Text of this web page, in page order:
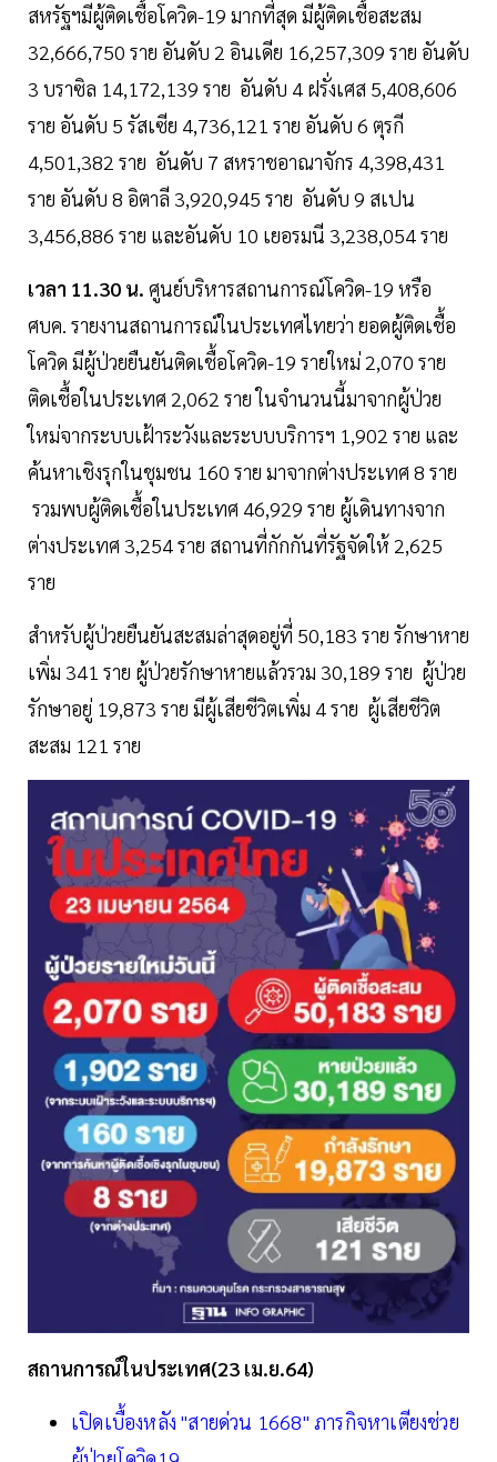
สหรัฐฯมีผู้ติดเชื้อโควิด-19 มากที่สุด มีผู้ติดเชื้อสะสม
32,666,750 ราย อันดับ 2 อินเดีย 16,257,309 ราย อันดับ
3 บราซิล 14,172,139 ราย อันดับ 4 ฝรั่งเศส 5,408,606
ราย อันดับ 5 รัสเซีย 4,736,121 ราย อันดับ 6 ตุรกี
4,501,382 ราย อันดับ 7 สหราชอาณาจักร 4,398,431
ราย อันดับ 8 อิตาลี 3,920,945 ราย อันดับ 9 สเปน
3,456,886 ราย และอันดับ 10 เยอรมนี 3,238,054 ราย
เวลา 11.30 น. ศูนย์บริหารสถานการณ์โควิด-19 หรือ
ศบค. รายงานสถานการณ์ในประเทศไทยว่า ยอดผู้ติดเชื้อ
โควิด มีผู้ป่วยยืนยันติดเชื้อโควิด-19 รายใหม่ 2,070 ราย
ติดเชื้อในประเทศ 2,062 ราย ในจำนวนนี้มาจากผู้ป่วย
ใหม่จากระบบเฝ้าระวังและระบบบริการฯ 1,902 ราย และ
ค้นหาเชิงรุกในชุมชน 160 ราย มาจากต่างประเทศ 8 ราย
รวมพบผู้ติดเชื้อในประเทศ 46,929 ราย ผู้เดินทางจาก
ต่างประเทศ 3,254 ราย สถานที่กักกันที่รัฐจัดให้ 2,625
ราย
สำหรับผู้ป่วยยืนยันสะสมล่าสุดอยู่ที่ 50,183 ราย รักษาหาย
เพิ่ม 341 ราย ผู้ป่วยรักษาหายแล้วรวม 30,189 ราย ผู้ป่วย
รักษาอยู่ 19,873 ราย มีผู้เสียชีวิตเพิ่ม 4 ราย ผู้เสียชีวิต
สะสม 121 ราย
สถานการณ์ในประเทศ(23 เม.ย.64)
เปิดเบื้องหลัง "สายด่วน 1668" ภารกิจหาเตียงช่วย